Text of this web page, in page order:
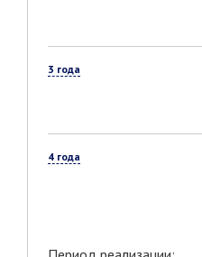
3 года
4 года